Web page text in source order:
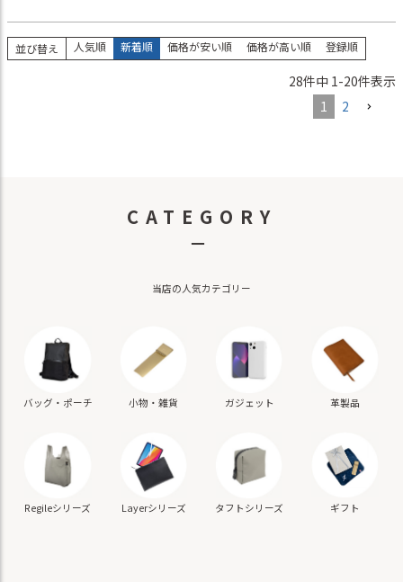
並び替え 人気順 新着順 価格が安い順 価格が高い順 登録順
28件中 1-20件表示
1
2
CATEGORY
－
当店の人気カテゴリー
バッグ・ポーチ 小物・雑貨 ガジェット 革製品
Regileシリーズ Layerシリーズ タフトシリーズ ギフト